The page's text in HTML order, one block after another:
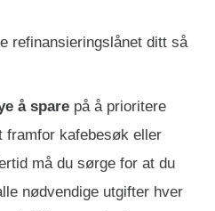
refinansieringslånet ditt så
å sparepå å prioritere
framfor kafebesøk eller
må du sørge for at du
nødvendige utgifter hver